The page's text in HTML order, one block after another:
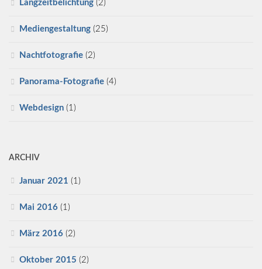
Langzeitbelichtung (2)
Mediengestaltung (25)
Nachtfotografie (2)
Panorama-Fotografie (4)
Webdesign (1)
ARCHIV
Januar 2021 (1)
Mai 2016 (1)
März 2016 (2)
Oktober 2015 (2)